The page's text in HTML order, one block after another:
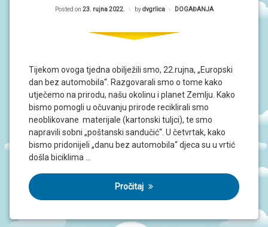
Posted on 23. rujna 2022. bydvgrlica Kategorije:
DOGAĐANJA
Tijekom ovoga tjedna obilježili smo, 22.rujna, „Europski
dan bez automobila“. Razgovarali smo o tome kako
utječemo na prirodu, našu okolinu i planet Zemlju. Kako
bismo pomogli u očuvanju prirode reciklirali smo
neoblikovane materijale (kartonski tuljci), te smo
napravili sobni „poštanski sandučić“. U četvrtak, kako
bismo pridonijeli „danu bez automobila“ djeca su u vrtić
došla biciklima …
Pročitaj